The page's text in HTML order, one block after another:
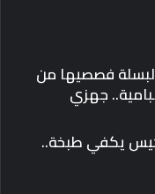
فصصيها من
جهزي
يكفي طبخة..